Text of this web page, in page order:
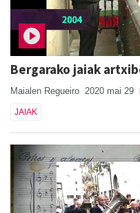
Bergarako jaiak
Maialen Regueiro 2020 mai 29
JAIAK